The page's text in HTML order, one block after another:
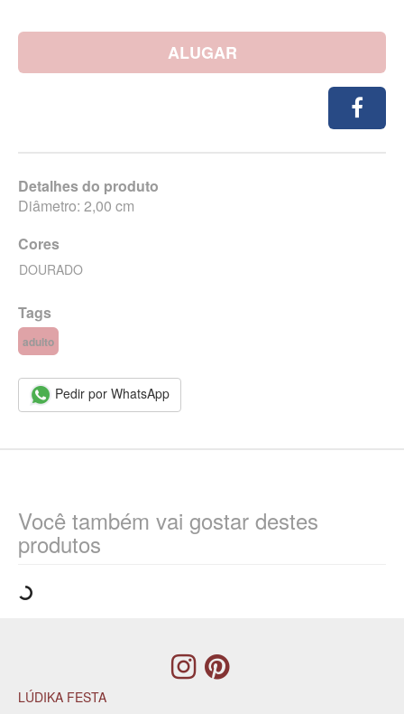
ALUGAR
Detalhes do produto
Diâmetro: 2,00 cm
Cores
DOURADO
Tags
adulto
Pedir por WhatsApp
Você também vai gostar destes
produtos
LÚDIKA FESTA